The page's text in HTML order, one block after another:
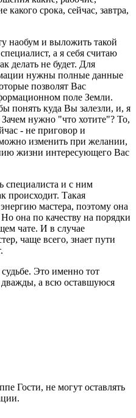
срока, сейчас, завтра,
наобум и выложить такой
а я себя считаю
делать не будет. Для
нужны полные данные
позволят Вас
поле Земли.
понять куда Вы залезли, и, я
Зачем нужно "что хотите"? То,
- не приговор и
изменить при желании,
жизни интересующего Вас
специалиста и с ним
происходит. Такая
мастера, поэтому она
она по качеству на порядки
чате. И в случае
чаще всего, знает пути
Это именно тот
дважды, а всю оставшуюся
Гости, не могут оставлять